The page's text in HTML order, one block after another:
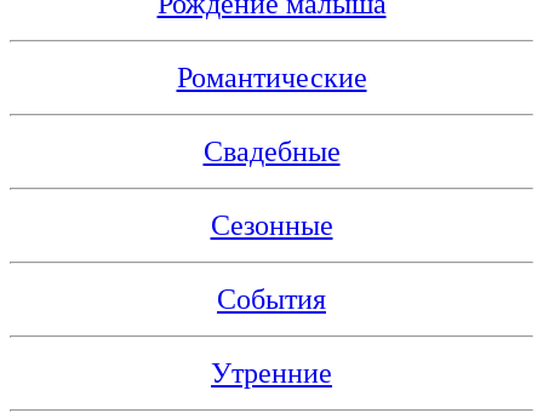
Романтические
Свадебные
Сезонные
События
Утренние